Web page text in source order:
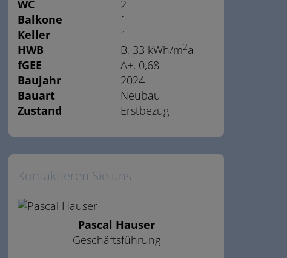
WC
2
Balkone
1
Keller
1
HWB
B, 33 kWh/m2a
fGEE
A+, 0,68
Baujahr
2024
Bauart
Neubau
Zustand
Erstbezug
Kontaktieren Sie uns
Pascal Hauser
Geschäftsführung